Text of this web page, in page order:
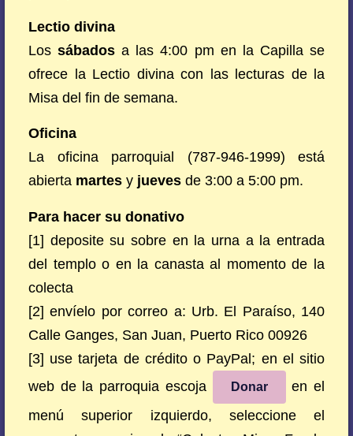
Lectio divina
Lossábados a las 4:00 pm en la Capilla se
ofrece la Lectio divina con las lecturas de la
Misa del fin de semana.
Oficina
La oficina parroquial (787-946-1999) está
abierta martes y jueves de 3:00 a 5:00 pm.
Para hacer su donativo
[1] deposite su sobre en la urna a la entrada
del templo o en la canasta al momento de la
colecta
[2] envíelo por correo a: Urb. El Paraíso, 140
Calle Ganges, San Juan, Puerto Rico 00926
[3] use tarjeta de crédito o PayPal; en el sitio
web de la parroquia escoja
Donar
en el
menú superior izquierdo, seleccione el